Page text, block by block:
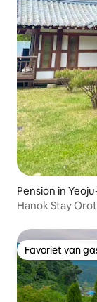
Pension in
Hanok Stay
Favoriet van
Favoriet van